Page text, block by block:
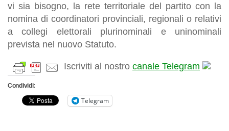
vi sia bisogno, la rete territoriale del partito con la
nomina di coordinatori provinciali, regionali o relativi
a collegi elettorali plurinominali e uninominali
prevista nel nuovo Statuto.
Iscriviti al nostro canale Telegram
Condividi:
Telegram